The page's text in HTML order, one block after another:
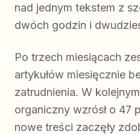
nad jednym tekstem z
dwóch godzin i
Po trzech miesiącach
artykułów miesięcznie
zatrudnienia. W
organiczny wzrósł o 47
nowe treści zaczęły